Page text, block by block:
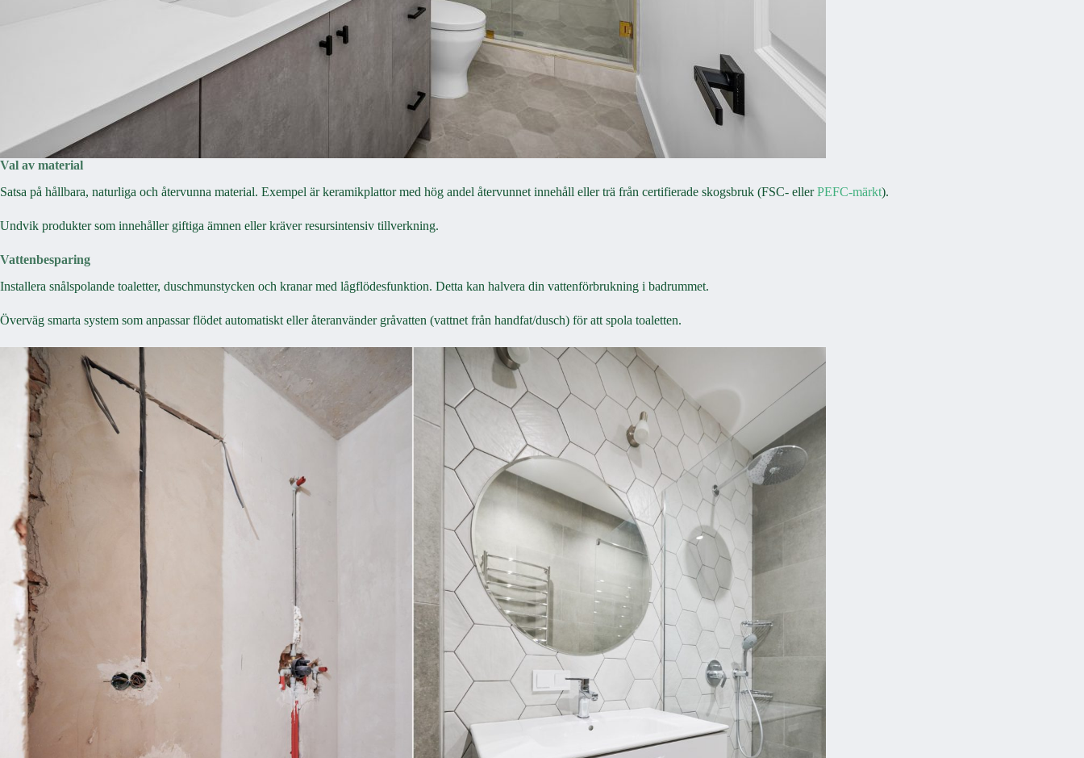
Val av material
Satsa på hållbara, naturliga och återvunna material. Exempel är keramikplattor med hög andel återvunnet innehåll eller trä från certifierade skogsbruk (FSC- ellerPEFC-märkt).
Undvik produkter som innehåller giftiga ämnen eller kräver resursintensiv tillverkning.
Vattenbesparing
Installera snålspolande toaletter, duschmunstycken och kranar med lågflödesfunktion. Detta kan halvera din vattenförbrukning i badrummet.
Överväg smarta system som anpassar flödet automatiskt eller återanvänder gråvatten (vattnet från handfat/dusch) för att spola toaletten.